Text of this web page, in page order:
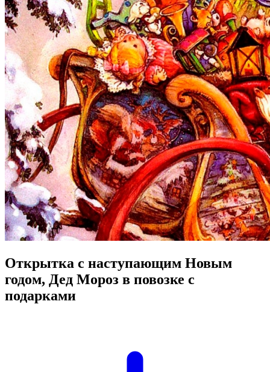
Открытка с наступающим Новым
годом, Дед Мороз в повозке с
подарками